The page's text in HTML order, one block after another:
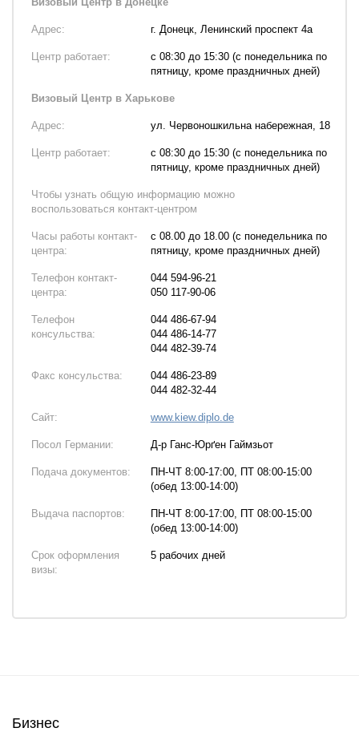
Адрес: г. Донецк, Ленинский проспект 4а
Центр работает:
с 08:30 до 15:30 (с понедельника по
пятницу, кроме праздничных дней)
Визовый Центр в Харькове
Адрес: ул. Червоношкильна набережная, 18
Центр работает:
с 08:30 до 15:30 (с понедельника по
пятницу, кроме праздничных дней)
Чтобы узнать общую информацию можно
воспользоваться контакт-центром
Часы работы контакт-
центра:
с 08.00 до 18.00 (с понедельника по
пятницу, кроме праздничных дней)
Телефон контакт-
центра:
044 594-96-21
050 117-90-06
Телефон
консульства:
044 486-67-94
044 486-14-77
044 482-39-74
Факс консульства:
044 486-23-89
044 482-32-44
Сайт: www.kiew.diplo.de
Посол Германии: Д-р Ганс-Юрґен Гаймзьот
Подача документов:
ПН-ЧТ 8:00-17:00, ПТ 08:00-15:00
(обед 13:00-14:00)
Выдача паспортов:
ПН-ЧТ 8:00-17:00, ПТ 08:00-15:00
(обед 13:00-14:00)
Срок оформления
визы:
5 рабочих дней
Бизнес